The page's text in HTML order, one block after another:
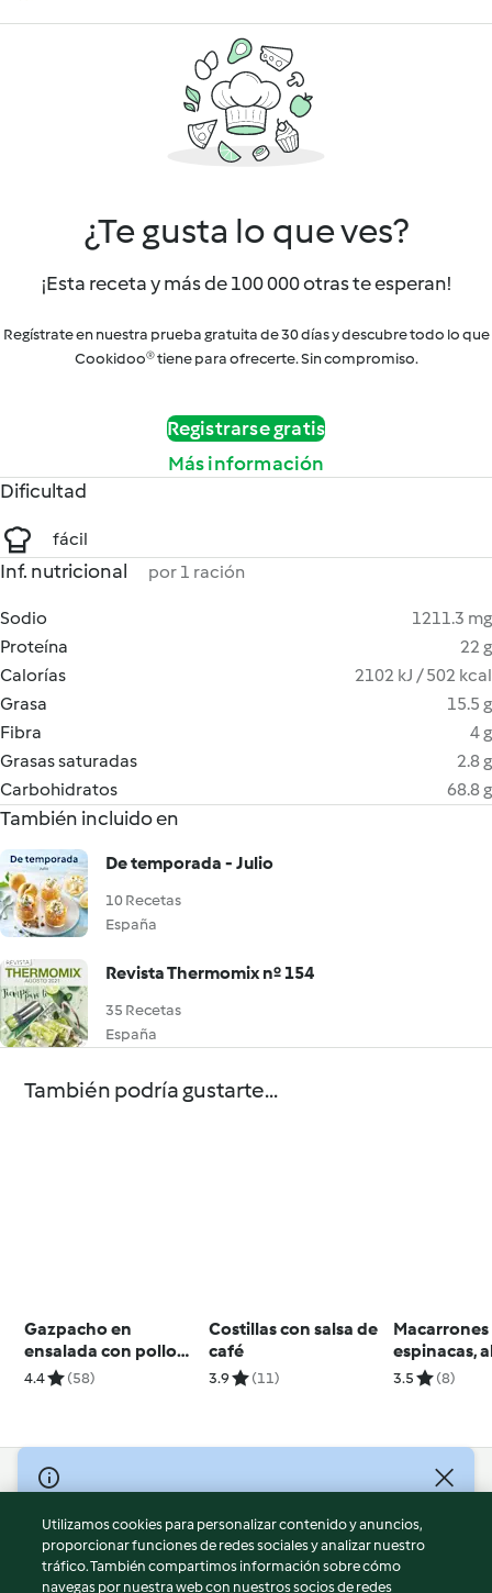
¿Te gusta lo que ves?
¡Esta receta y más de 100 000 otras te esperan!
Regístrate en nuestra prueba gratuita de 30 días y descubre todo lo que
Cookidoo® tiene para ofrecerte. Sin compromiso.
Registrarse gratis
Más información
Dificultad
fácil
Inf. nutricional por 1 ración
Sodio
1211.3 mg
Proteína
22 g
Calorías
2102 kJ / 502 kcal
Grasa
15.5 g
Fibra
4 g
Grasas saturadas
2.8 g
Carbohidratos
68.8 g
También incluido en
De temporada - Julio
10 Recetas
España
Revista Thermomix nº 154
35 Recetas
España
También podría gustarte...
Gazpacho en
ensalada con pollo
asado
4.4 (58)
Costillas con salsa de
café
3.9 (11)
espinacas,
anchoas
3.5 (8)
© Copyright 2026
Términos de uso
Política de privacidad
Aviso legal
Utilizamos cookies para personalizar contenido y anuncios,
proporcionar funciones de redes sociales y analizar nuestro
tráfico. También compartimos información sobre cómo
navegas por nuestra web con nuestros socios de redes